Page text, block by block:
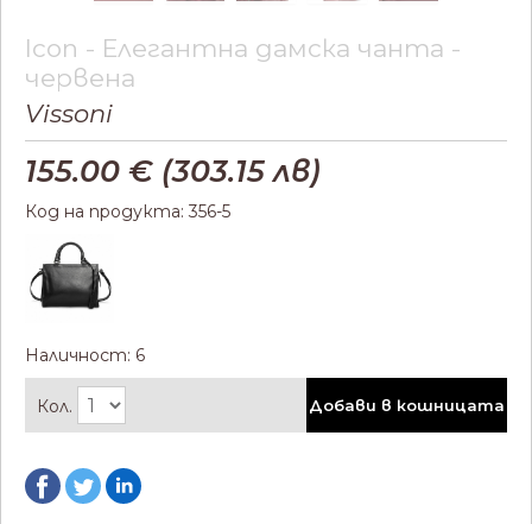
Icon - Елегантна дамска чанта -
червена
Vissoni
155.00 € (303.15 лв)
Код на продукта: 356-5
Наличност: 6
Кол. Добави в кошницата